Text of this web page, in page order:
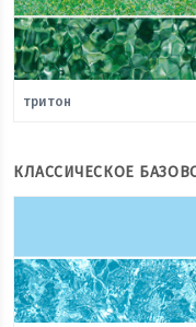
тритон
КЛАССИЧЕСКОЕ